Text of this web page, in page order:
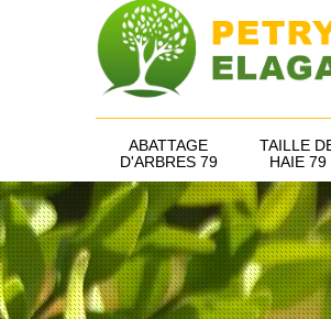
ABATTAGE
D'ARBRES 79
TAILLE
HAIE 79